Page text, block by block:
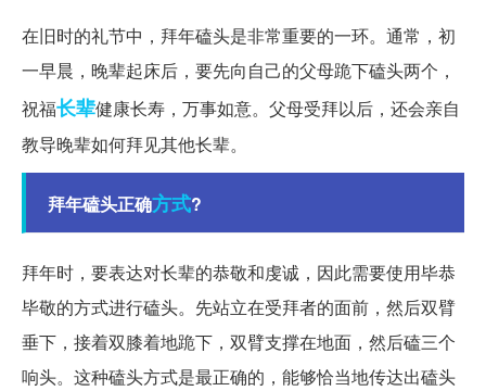
在旧时的礼节中，拜年磕头是非常重要的一环。通常，初
一早晨，晚辈起床后，要先向自己的父母跪下磕头两个，
祝福长辈健康长寿，万事如意。父母受拜以后，还会亲自
教导晚辈如何拜见其他长辈。
拜年磕头正确方式?
拜年时，要表达对长辈的恭敬和虔诚，因此需要使用毕恭
毕敬的方式进行磕头。先站立在受拜者的面前，然后双臂
垂下，接着双膝着地跪下，双臂支撑在地面，然后磕三个
响头。这种磕头方式是最正确的，能够恰当地传达出磕头